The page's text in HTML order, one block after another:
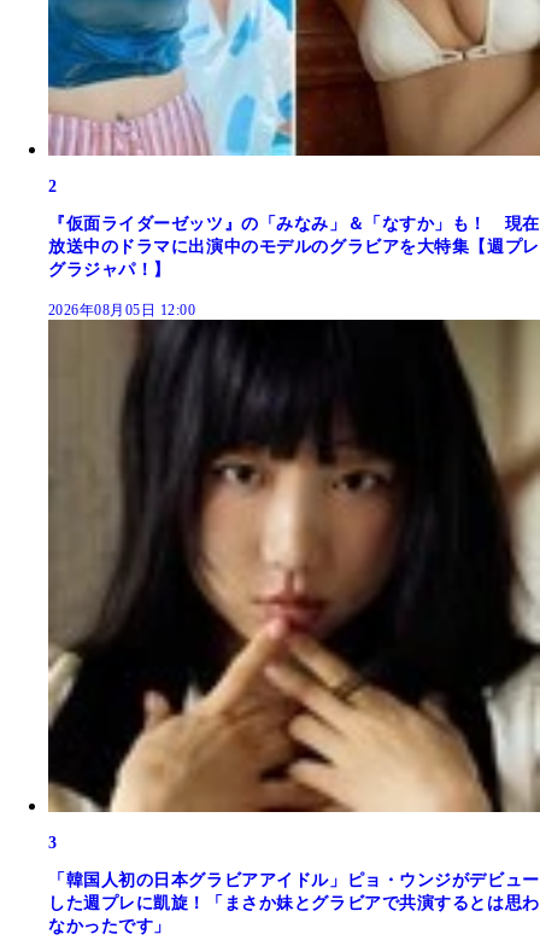
2
『仮面ライダーゼッツ』の「みなみ」＆「なすか」も！ 現在
放送中のドラマに出演中のモデルのグラビアを大特集【週プレ
グラジャパ！】
2026年08月05日 12:00
3
「韓国人初の日本グラビアアイドル」ピョ・ウンジがデビュー
した週プレに凱旋！「まさか妹とグラビアで共演するとは思わ
なかったです」